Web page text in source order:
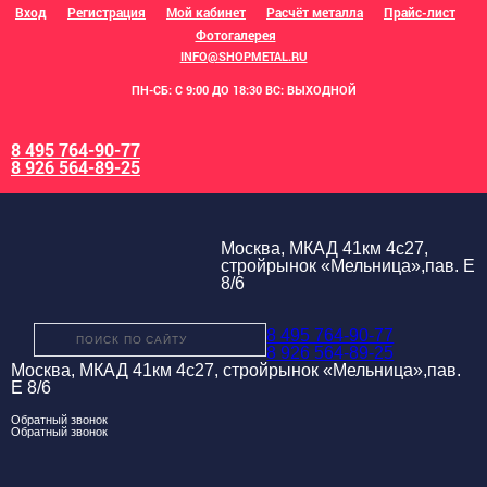
Вход Регистрация Мой кабинет Расчёт металла
Прайс-лист
Фотогалерея
INFO@SHOPMETAL.RU
ПН-СБ: С 9:00 ДО 18:30 ВС: ВЫХОДНОЙ
8 495 764-90-77
8 926 564-89-25
Москва, МКАД 41км 4с27,
стройрынок «Мельница»,пав. Е
8/6
8 495 764-90-77
8 926 564-89-25
Москва, МКАД 41км 4с27, стройрынок «Мельница»,пав.
Е 8/6
Обратный звонок
Обратный звонок